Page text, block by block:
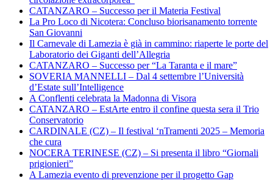
CATANZARO – Successo per il Materia Festival
La Pro Loco di Nicotera: Concluso biorisanamento torrente
San Giovanni
Il Carnevale di Lamezia è già in cammino: riaperte le porte del
Laboratorio dei Giganti dell’Allegria
CATANZARO – Successo per “La Taranta e il mare”
SOVERIA MANNELLI – Dal 4 settembre l’Università
d’Estate sull’Intelligence
A Conflenti celebrata la Madonna di Visora
CATANZARO – EstArte entro il confine questa sera il Trio
Conservatorio
CARDINALE (CZ) – Il festival ‘nTramenti 2025 – Memoria
che cura
NOCERA TERINESE (CZ) – Si presenta il libro “Giornali
prigionieri”
A Lamezia evento di prevenzione per il progetto Gap